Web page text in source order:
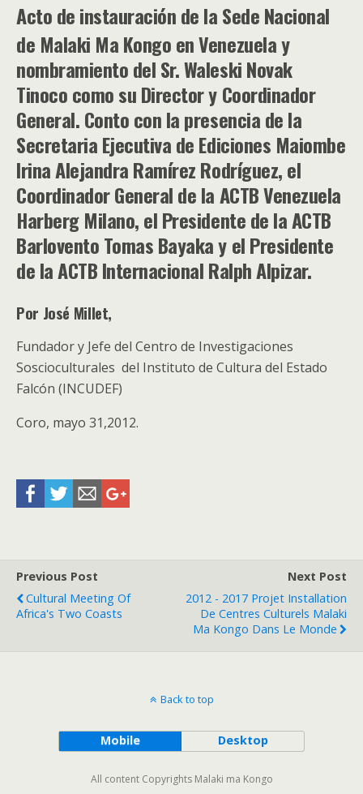
Acto de instauración de la Sede Nacional
de Malaki Ma Kongo en Venezuela y
nombramiento del Sr. Waleski Novak
Tinoco como su Director y Coordinador
General. Conto con la presencia de la
Secretaria Ejecutiva de Ediciones Maiombe
Irina Alejandra Ramírez Rodríguez, el
Coordinador General de la ACTB Venezuela
Harberg Milano, el Presidente de la ACTB
Barlovento Tomas Bayaka y el Presidente
de la ACTB Internacional Ralph Alpizar.
Por José Millet,
Fundador y Jefe del Centro de Investigaciones
Soscioculturales del Instituto de Cultura del Estado
Falcón (INCUDEF)
Coro, mayo 31,2012.
Previous Post
Cultural Meeting Of
Africa's Two Coasts
Next Post
2012 - 2017 Projet Installation
De Centres Culturels Malaki
Ma Kongo Dans Le Monde
Back to top
Mobile Desktop
All content Copyrights Malaki ma Kongo